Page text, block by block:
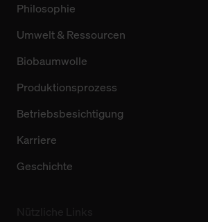
Philosophie
Umwelt & Ressourcen
Biobaumwolle
Produktionsprozess
Betriebsbesichtigung
Karriere
Geschichte